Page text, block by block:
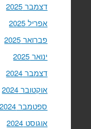
דצמבר 2025
אפריל 2025
פברואר 2025
ינואר 2025
דצמבר 2024
אוקטובר 2024
ספטמבר 2024
אוגוסט 2024